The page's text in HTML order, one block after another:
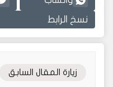
نسخ الرابط
زيارة المقال السابق